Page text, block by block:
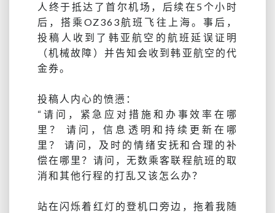
人终于抵达了首尔机场，后续在5个小时
后，搭乘OZ363航班飞往上海。事后，
投稿人收到了韩亚航空的航班延误证明
（机械故障）并告知会收到韩亚航空的代
金券。
投稿人内心的愤懑：
“请问，紧急应对措施和办事效率在哪
里？ 请问，信息透明和持续更新在哪
里？ 请问，及时的情绪安抚和合理的补
偿在哪里？ 请问，无数乘客联程航班的取
消和其他行程的打乱又该怎么办？
站在闪烁着红灯的登机口旁边，拖着我随